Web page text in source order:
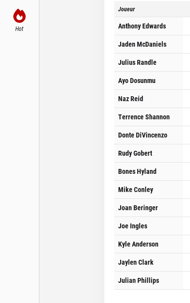
Hot
Joueur
Anthony Edwards
Jaden McDaniels
Julius Randle
Ayo Dosunmu
Naz Reid
Terrence Shannon
Donte DiVincenzo
Rudy Gobert
Bones Hyland
Mike Conley
Joan Beringer
Joe Ingles
Kyle Anderson
Jaylen Clark
Julian Phillips